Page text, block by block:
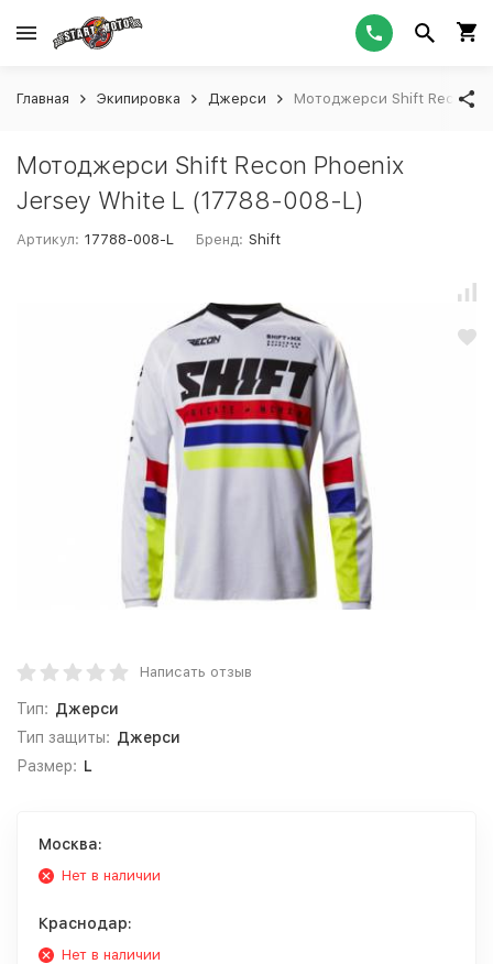
Главная Экипировка Джерси Мотоджерси Shift Recon
Мотоджерси Shift Recon Phoenix
Jersey White L (17788-008-L)
Артикул: 17788-008-L Бренд: Shift
Написать отзыв
Тип: Джерси
Тип защиты: Джерси
Размер: L
Москва:
Нет в наличии
Краснодар:
Нет в наличии